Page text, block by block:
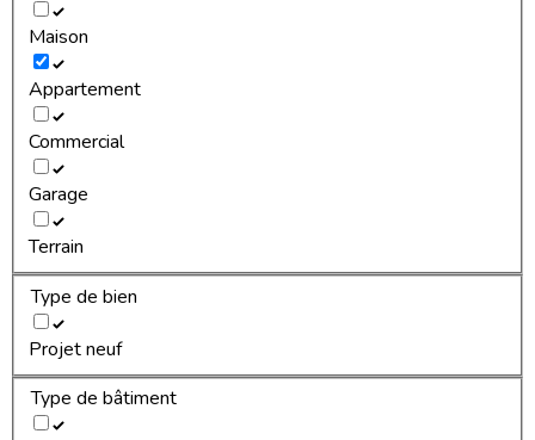
Maison
Appartement
Commercial
Garage
Terrain
Type de bien
Projet neuf
Type de bâtiment